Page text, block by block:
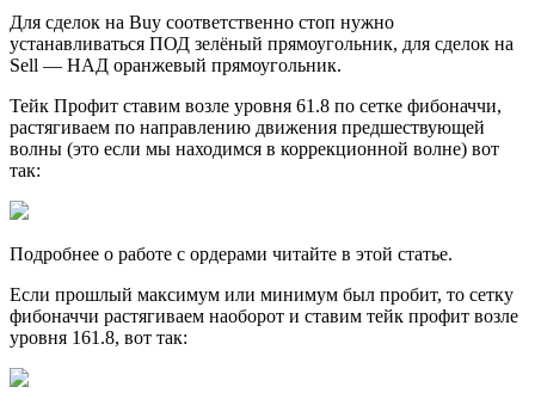
Для сделок на Buy соответственно стоп нужно
устанавливаться ПОД зелёный прямоугольник, для сделок на
Sell — НАД оранжевый прямоугольник.
Тейк Профит ставим возле уровня 61.8 по сетке фибоначчи,
растягиваем по направлению движения предшествующей
волны (это если мы находимся в коррекционной волне) вот
так:
Подробнее о работе с ордерами читайте в этой статье.
Если прошлый максимум или минимум был пробит, то сетку
фибоначчи растягиваем наоборот и ставим тейк профит возле
уровня 161.8, вот так: